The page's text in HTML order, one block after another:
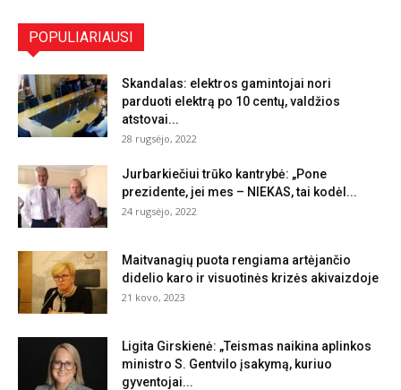
POPULIARIAUSI
Skandalas: elektros gamintojai nori
parduoti elektrą po 10 centų, valdžios
atstovai...
28 rugsėjo, 2022
Jurbarkiečiui trūko kantrybė: „Pone
prezidente, jei mes – NIEKAS, tai kodėl...
24 rugsėjo, 2022
Maitvanagių puota rengiama artėjančio
didelio karo ir visuotinės krizės akivaizdoje
21 kovo, 2023
Ligita Girskienė: „Teismas naikina aplinkos
ministro S. Gentvilo įsakymą, kuriuo
gyventojai...